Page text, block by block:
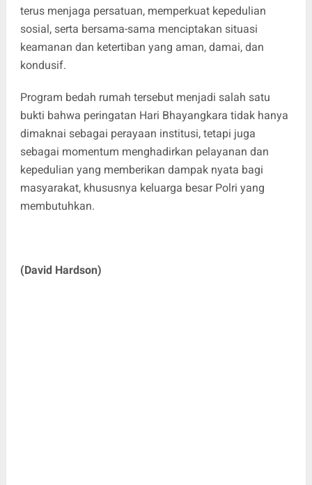
terus menjaga persatuan, memperkuat kepedulian
sosial, serta bersama-sama menciptakan situasi
keamanan dan ketertiban yang aman, damai, dan
kondusif.
Program bedah rumah tersebut menjadi salah satu
bukti bahwa peringatan Hari Bhayangkara tidak hanya
dimaknai sebagai perayaan institusi, tetapi juga
sebagai momentum menghadirkan pelayanan dan
kepedulian yang memberikan dampak nyata bagi
masyarakat, khususnya keluarga besar Polri yang
membutuhkan.
(David Hardson)